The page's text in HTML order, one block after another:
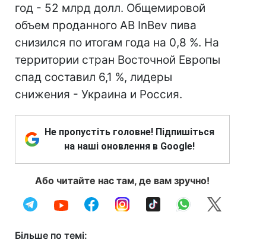
год - 52 млрд долл. Общемировой
объем проданного AB InBev пива
снизился по итогам года на 0,8 %. На
территории стран Восточной Европы
спад составил 6,1 %, лидеры
снижения - Украина и Россия.
Не пропустіть головне! Підпишіться
на наші оновлення в Google!
Або читайте нас там, де вам зручно!
Більше по темі: